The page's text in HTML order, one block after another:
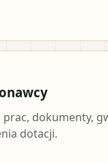
dokumenty,
dotacji.